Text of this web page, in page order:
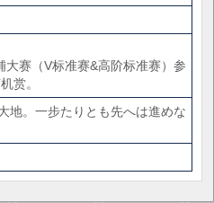
大赛（V标准赛&高阶标准赛）参
赏。
地。一步たりとも先へは進めな